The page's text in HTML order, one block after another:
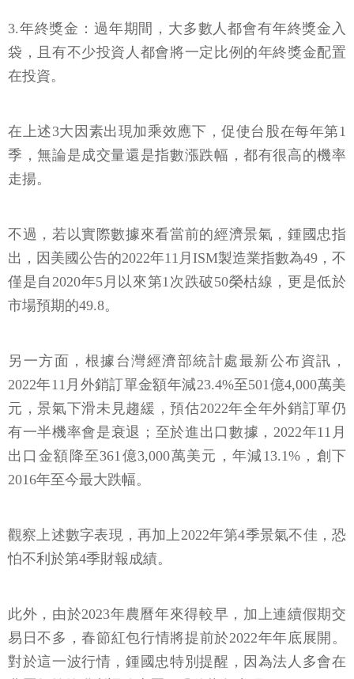
3.年終獎金：過年期間，大多數人都會有年終獎金入
袋，且有不少投資人都會將一定比例的年終獎金配置
在投資。
在上述3大因素出現加乘效應下，促使台股在每年第1
季，無論是成交量還是指數漲跌幅，都有很高的機率
走揚。
不過，若以實際數據來看當前的經濟景氣，鍾國忠指
出，因美國公告的2022年11月ISM製造業指數為49，不
僅是自2020年5月以來第1次跌破50榮枯線，更是低於
市場預期的49.8。
另一方面，根據台灣經濟部統計處最新公布資訊，
2022年11月外銷訂單金額年減23.4%至501億4,000萬美
元，景氣下滑未見趨緩，預估2022年全年外銷訂單仍
有一半機率會是衰退；至於進出口數據，2022年11月
出口金額降至361億3,000萬美元，年減13.1%，創下
2016年至今最大跌幅。
觀察上述數字表現，再加上2022年第4季景氣不佳，恐
怕不利於第4季財報成績。
此外，由於2023年農曆年來得較早，加上連續假期交
易日不多，春節紅包行情將提前於2022年年底展開。
對於這一波行情，鍾國忠特別提醒，因為法人多會在